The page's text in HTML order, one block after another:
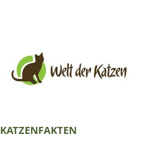
KATZENFAKTEN